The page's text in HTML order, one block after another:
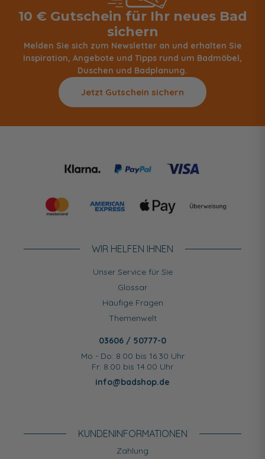
10 € Gutschein für Ihr neues Bad
sichern
Melden Sie sich zum Newsletter an und erhalten Sie
Inspiration, Angebote und Tipps rund um Badmöbel,
Duschen und Badplanung.
Jetzt Gutschein sichern
WIR HELFEN IHNEN
Unser Service für Sie
Glossar
Häufige Fragen
Themenwelt
03606 / 50777-0
Mo - Do: 8.00 bis 16.30 Uhr
Fr: 8.00 bis 14.00 Uhr
info@badshop.de
KUNDEN­INFORMATIONEN
Zahlung